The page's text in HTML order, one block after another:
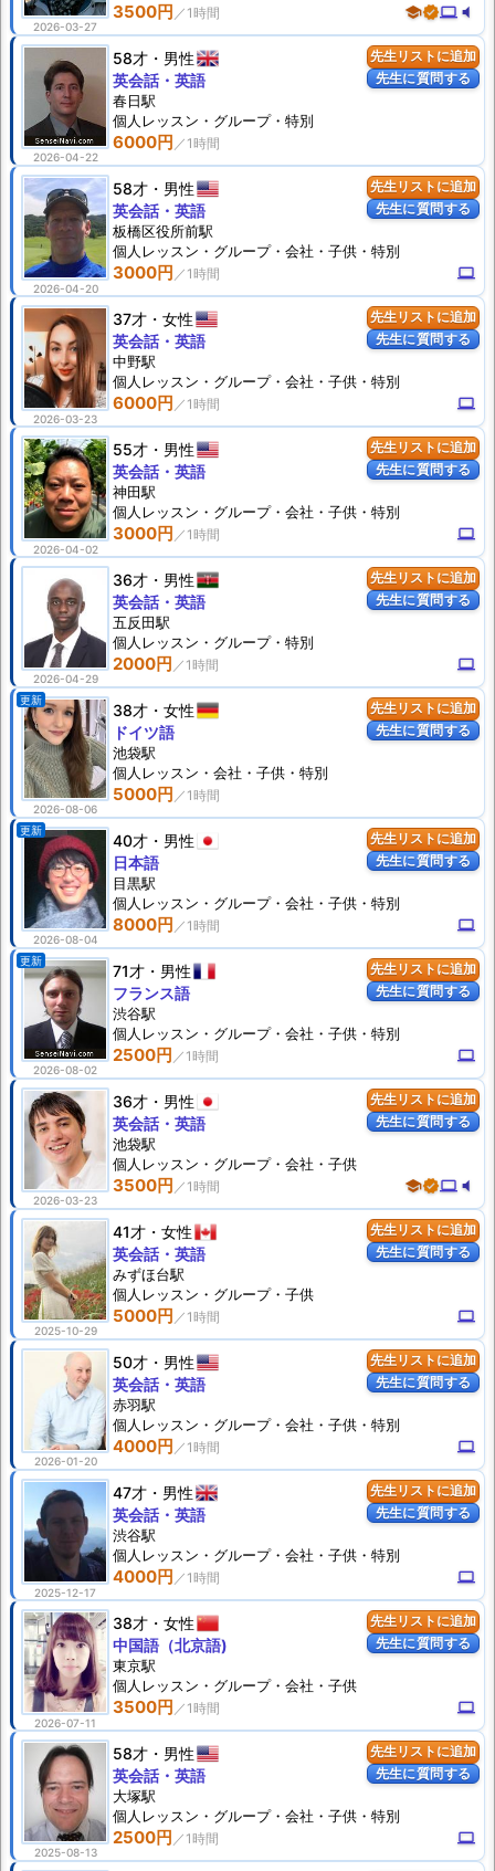
2026-03-27
3500円 schoolverifiedcomputer volume_mute
先生リストに追加
先生に質問する
2026-04-22
58才 男性
6000円
英会話・英語
春日駅
個人 レッスン ・グループ・特別
先生リストに追加
先生に質問する
2026-04-20
58才 男性
3000円 computer
英会話・英語
板橋区役所前駅
個人 レッスン ・グループ・会社・子供・特別
先生リストに追加
先生に質問する
2026-03-23
37才 女性
6000円 computer
英会話・英語
中野駅
個人 レッスン ・グループ・会社・子供・特別
先生リストに追加
先生に質問する
2026-04-02
55才 男性
3000円 computer
英会話・英語
神田駅
個人 レッスン ・グループ・会社・子供・特別
先生リストに追加
先生に質問する
2026-04-29
36才 男性
2000円 computer
英会話・英語
五反田駅
個人 レッスン ・グループ・特別
先生リストに追加
先生に質問する
更新
2026-08-06
38才 女性
5000円
ドイツ語
池袋駅
個人 レッスン ・会社・子供・特別
先生リストに追加
先生に質問する
更新
2026-08-04
40才 男性
8000円 computer
日本語
目黒駅
個人 レッスン ・グループ・会社・子供・特別
先生リストに追加
先生に質問する
更新
2026-08-02
71才 男性
2500円 computer
フランス語
渋谷駅
個人 レッスン ・グループ・会社・子供・特別
先生リストに追加
先生に質問する
2026-03-23
36才 男性
3500円 schoolverifiedcomputer volume_mute
英会話・英語
池袋駅
個人 レッスン ・グループ・会社・子供
先生リストに追加
先生に質問する
2025-10-29
41才 女性
5000円 computer
英会話・英語
みずほ台駅
個人 レッスン ・グループ・子供
先生リストに追加
先生に質問する
2026-01-20
50才 男性
4000円 computer
英会話・英語
赤羽駅
個人 レッスン ・グループ・会社・子供・特別
先生リストに追加
先生に質問する
2025-12-17
47才 男性
4000円 computer
英会話・英語
渋谷駅
個人 レッスン ・グループ・会社・子供・特別
先生リストに追加
先生に質問する
2026-07-11
38才 女性
3500円 computer
中国語（北京語)
東京駅
個人 レッスン ・グループ・会社・子供
先生リストに追加
先生に質問する
2025-08-13
58才 男性
2500円 computer
英会話・英語
大塚駅
個人 レッスン ・グループ・会社・子供・特別